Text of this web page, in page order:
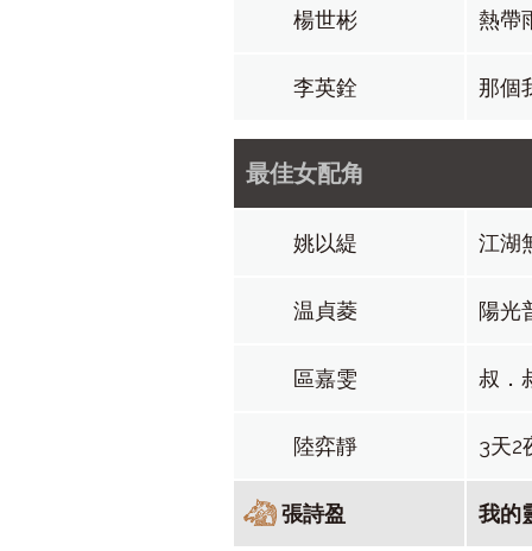
楊世彬 熱帶
李英銓 那個
最佳女配角
姚以緹 江湖
温貞菱 陽光
區嘉雯 叔．
陸弈靜 3天2
張詩盈 我的